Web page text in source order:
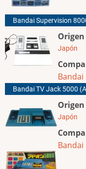
Bandai Supervision
Origen
Japón
Bandai
Bandai TV Jack 5000
Origen
Japón
Bandai